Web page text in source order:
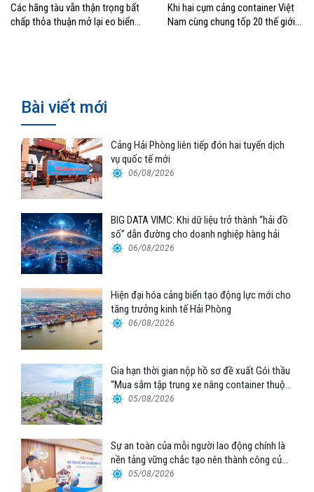
Các hãng tàu vẫn thận trọng bất
chấp thỏa thuận mở lại eo biển
Khi hai cụm cảng container Việt
Nam cùng chung tốp 20 thế giới
Bài viết mới
Cảng Hải Phòng liên tiếp đón hai tuyến dịch
vụ quốc tế mới
06/08/2026
BIG DATA VIMC: Khi dữ liệu trở thành “hải đồ
số” dẫn đường cho doanh nghiệp hàng hải
06/08/2026
Hiện đại hóa cảng biển tạo động lực mới cho
tăng trưởng kinh tế Hải Phòng
06/08/2026
Gia hạn thời gian nộp hồ sơ đề xuất Gói thầu
“Mua sắm tập trung xe nâng container thuộc
Tổng công ty Hàng hải Việt Nam – CTCP”
05/08/2026
Sự an toàn của mỗi người lao động chính là
nền tảng vững chắc tạo nên thành công của
Cảng Đà Nẵng
05/08/2026